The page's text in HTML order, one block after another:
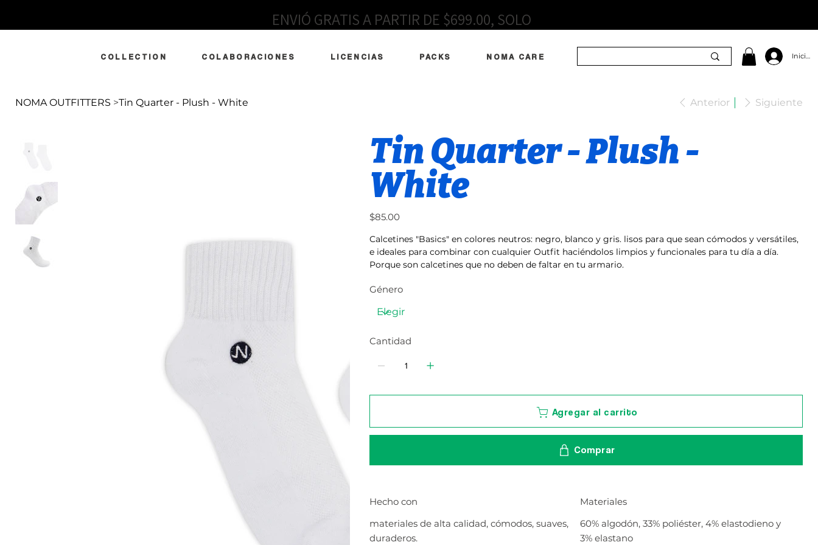
ENVIÓ GRATIS A PARTIR DE $699.00, SOLO
COLLECTION COLABORACIONES LICENCIAS PACKS NOMA CARE Iniciar
NOMA OUTFITTERS >Tin Quarter - Plush - White Anterior Siguiente
Tin Quarter - Plush -
White
Precio
$85.00
Calcetines "Basics" en colores neutros: negro, blanco y gris. lisos para que sean cómodos y versátiles,
e ideales para combinar con cualquier Outfit haciéndolos limpios y funcionales para tu día a día.
Porque son calcetines que no deben de faltar en tu armario.
Género
Cantidad
Agregar al carrito
Comprar
Hecho con
materiales de alta calidad, cómodos, suaves,
duraderos.
Materiales
60% algodón, 33% poliéster, 4% elastodieno y
3% elastano